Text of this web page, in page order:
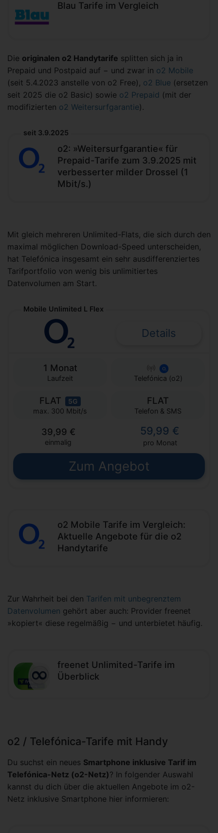
Blau Tarife im Vergleich
Die originalen o2 Handytarife splitten sich ja in
Prepaid und Postpaid auf − und zwar in o2 Mobile
(seit 5.4.2023 anstelle von o2 Free), o2 Blue (ersetzen
seit 2025 die o2 Basic) sowie o2 Prepaid (mit der
modifizierten o2 Weitersurfgarantie).
seit 3.9.2025
o2: »Weitersurfgarantie« für
Prepaid-Tarife zum 3.9.2025 mit
verbesserter milder Drossel (1
Mbit/s.)
Mit gleich mehreren Unlimited-Flats, die sich durch den
maximal möglichen Download-Speed unterscheiden,
hat Telefónica insgesamt ein sehr ausdifferenziertes
Tarifportfolio von wenig bis unlimitiertes
Datenvolumen am Start.
Mobile Unlimited L Flex
Details
1 Monat
Laufzeit Telefónica (o2)
FLAT 5G
max. 300 Mbit/s
FLAT
Telefon & SMS
39,99 €
einmalig
59,99 €
pro Monat
Zum Angebot
o2 Mobile Tarife im Vergleich:
Aktuelle Angebote für die o2
Handytarife
Zur Wahrheit bei den Tarifen mit unbegrenztem
Datenvolumen gehört aber auch: Provider freenet
»kopiert« diese regelmäßig − und unterbietet häufig.
freenet Unlimited-Tarife im
Überblick
o2 / Telefónica-Tarife mit Handy
Du suchst ein neues Smartphone inklusive Tarif im
Telefónica-Netz (o2-Netz)? In folgender Auswahl
kannst du dich über die aktuellen Angebote im o2-
Netz inklusive Smartphone hier informieren: